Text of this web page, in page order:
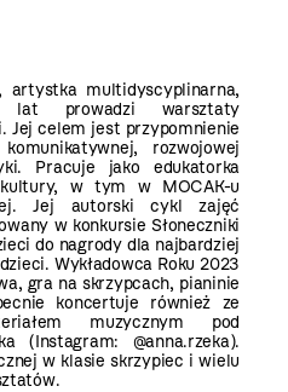
multidyscyplinarna,
prowadzi warsztaty
Jej celem jest przypomnienie
rozwojowej
Pracuje jako edukatorka
w tym w MOCAK-u
Jej autorski cykl zajęć
w konkursie Słoneczniki
do nagrody dla najbardziej
Wykładowca Roku 2023
gra na skrzypcach, pianinie
koncertuje również ze
muzycznym pod
(Instagram: @anna.rzeka).
w klasie skrzypiec i wielu